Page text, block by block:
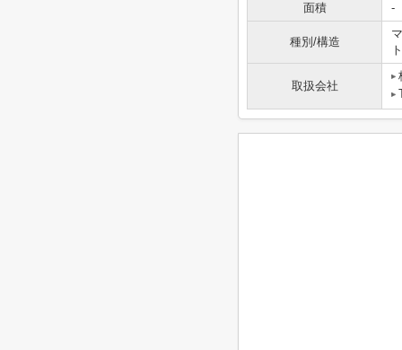
面積
-
種別/構造
ト
取扱会社